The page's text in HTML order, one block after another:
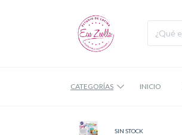
CATEGORÍAS INICIO
SIN STOCK